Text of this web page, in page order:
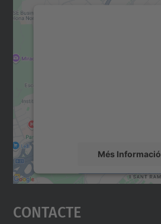
Més Informació
Accepta
powered by
Contacte